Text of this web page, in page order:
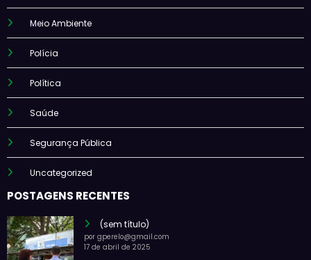
Meio Ambiente
Polícia
Política
Saúde
Segurança Pública
Uncategorized
POSTAGENS RECENTES
(sem título)
por gperelo@gmail.com
17 de abril de 2025